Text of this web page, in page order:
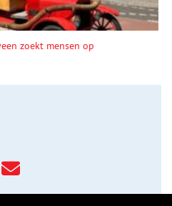
zoekt mensen op